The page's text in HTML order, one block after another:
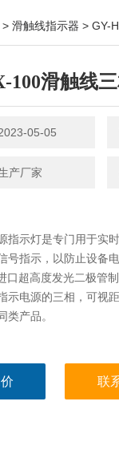
> 滑触线指示器 > GY-
100滑触线
05-05
产厂家
指示灯是专门用于实
号指示，以防止设备
口超高度发光二极管
示电源的三相，可视
类产品。
联